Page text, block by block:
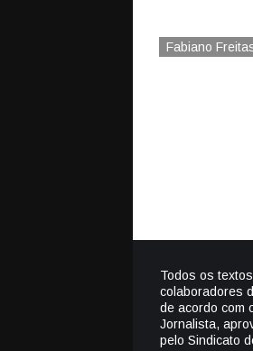
Fabiano
Todos os
colaboradores
de acordo com
Jornalista,
pelo Sindicato